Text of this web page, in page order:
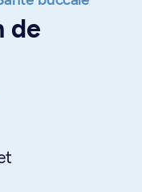
de